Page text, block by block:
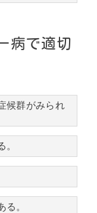
病で適切
候群がみられ
。